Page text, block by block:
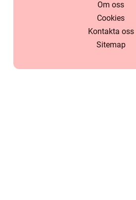
Om oss
Cookies
Kontakta oss
Sitemap